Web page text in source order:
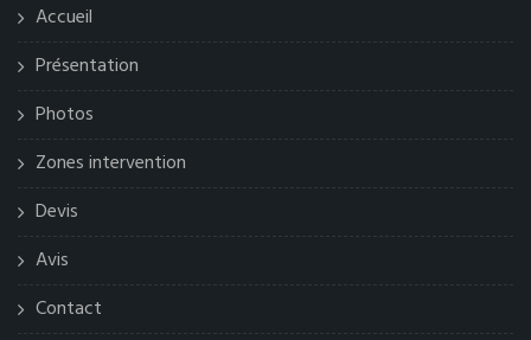
Accueil
Présentation
Photos
Zones intervention
Devis
Avis
Contact